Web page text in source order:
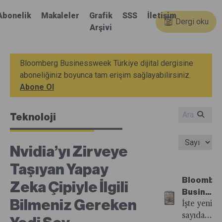
Makaleler
Grafik
Arşivi
SSS İletişim
Dergi oku
Bloomberg Businessweek Türkiye dijital dergisine
aboneliğiniz boyunca tam erişim sağlayabilirsiniz.
Abone Ol
Teknoloji
Nvidia’yı Zirveye
Taşıyan Yapay
Zeka Çipiyle İlgili
Bilmeniz Gereken
35.
İşte yeni
sayıdan